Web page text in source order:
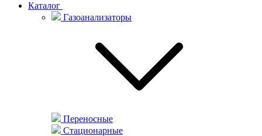
Каталог
Газоанализаторы
Переносные
Стационарные